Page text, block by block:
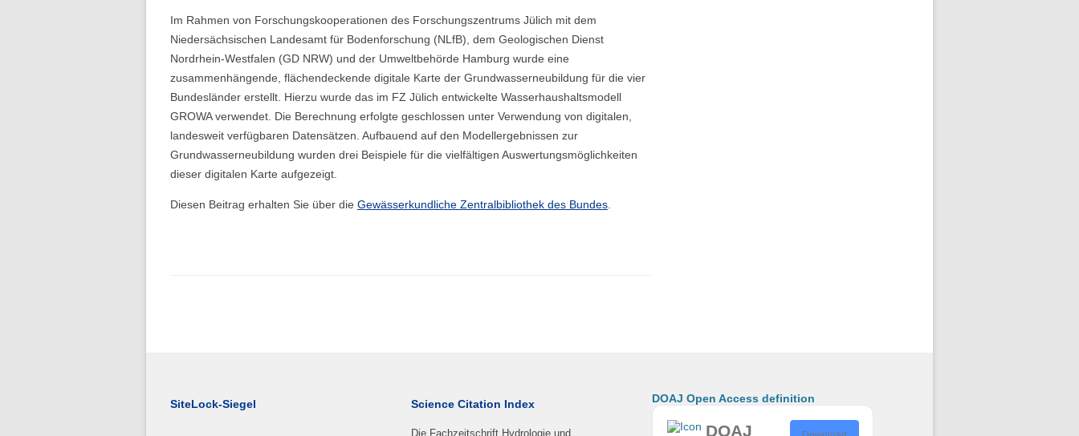
Im Rahmen von Forschungskooperationen des Forschungszentrums Jülich mit dem
Niedersächsischen Landesamt für Bodenforschung (NLfB), dem Geologischen Dienst
Nordrhein-Westfalen (GD NRW) und der Umweltbehörde Hamburg wurde eine
zusammenhängende, flächendeckende digitale Karte der Grundwasserneubildung für die vier
Bundesländer erstellt. Hierzu wurde das im FZ Jülich entwickelte Wasserhaushaltsmodell
GROWA verwendet. Die Berechnung erfolgte geschlossen unter Verwendung von digitalen,
landesweit verfügbaren Datensätzen. Aufbauend auf den Modellergebnissen zur
Grundwasserneubildung wurden drei Beispiele für die vielfältigen Auswertungsmöglichkeiten
dieser digitalen Karte aufgezeigt.
Diesen Beitrag erhalten Sie über die Gewässerkundliche Zentralbibliothek des Bundes
SiteLock-Siegel Science Citation Index
Die Fachzeitschrift Hydrologie und
DOAJ Open Access definition
DOAJ